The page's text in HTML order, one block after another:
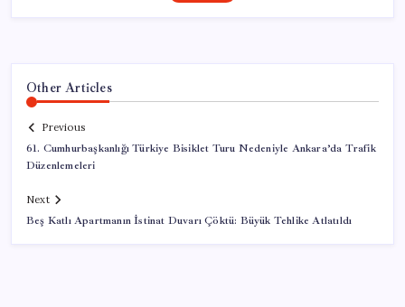
Other Articles
Previous
61. Cumhurbaşkanlığı Türkiye Bisiklet Turu Nedeniyle Ankara’da Trafik
Düzenlemeleri
Next
Beş Katlı Apartmanın İstinat Duvarı Çöktü: Büyük Tehlike Atlatıldı